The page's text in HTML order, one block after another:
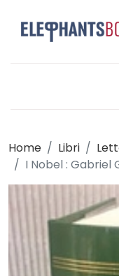
Home Libri
I Nobel : Gabriel